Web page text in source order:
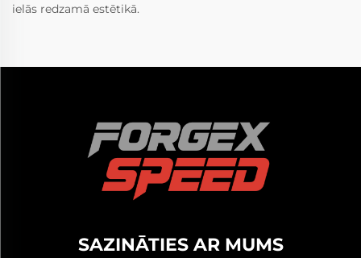
ielās redzamā estētikā.
SAZINĀTIES AR MUMS